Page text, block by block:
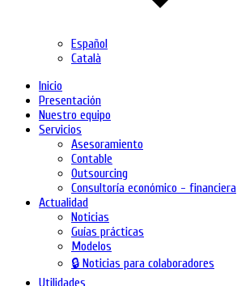
Español
Català
Inicio
Presentación
Nuestro equipo
Servicios
Asesoramiento
Contable
Outsourcing
Consultoría económico - financiera
Actualidad
Noticias
Guías prácticas
Modelos
🔒 Noticias para colaboradores
Utilidades